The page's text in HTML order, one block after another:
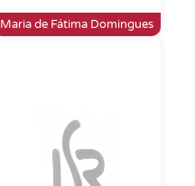
Maria de Fátima Domingues